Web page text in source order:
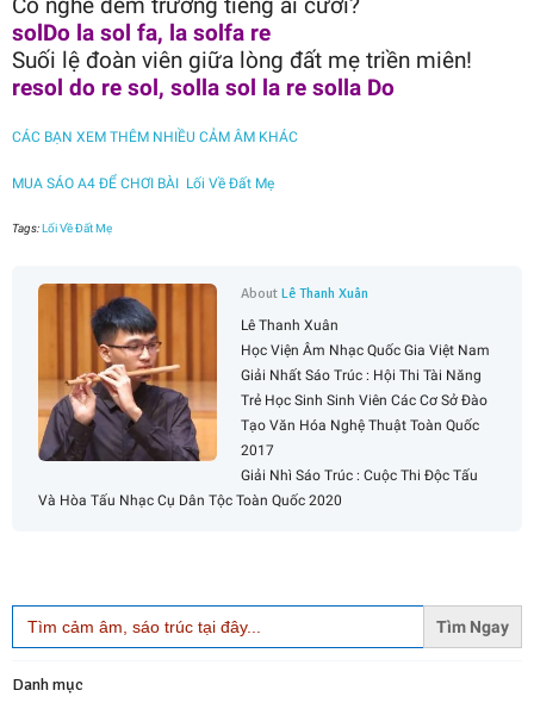
Có nghe đêm trường tiếng ai cười?
solDo la sol fa, la solfa re
Suối lệ đoàn viên giữa lòng đất mẹ triền miên!
resol do re sol, solla sol la re solla Do
CÁC BẠN XEM THÊM NHIỀU CẢM ÂM KHÁC
MUA SÁO A4 ĐỂ CHƠI BÀI Lối Về Đất Mẹ
Tags:Lối Về Đất Mẹ
AboutLê Thanh Xuân
Lê Thanh Xuân
Học Viện Âm Nhạc Quốc Gia Việt Nam
Giải Nhất Sáo Trúc : Hội Thi Tài Năng
Trẻ Học Sinh Sinh Viên Các Cơ Sở Đào
Tạo Văn Hóa Nghệ Thuật Toàn Quốc
2017
Giải Nhì Sáo Trúc : Cuộc Thi Độc Tấu
Và Hòa Tấu Nhạc Cụ Dân Tộc Toàn Quốc 2020
Search
for:
Danh mục